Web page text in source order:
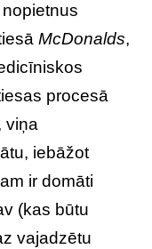
McDonalds,
procesā
viņa
iebāžot
ir domāti
(kas būtu
vajadzētu